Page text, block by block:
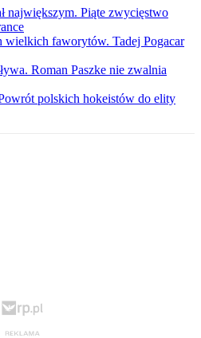
największym. Piąte zwycięstwo
wielkich faworytów. Tadej Pogacar
Roman Paszke nie zwalnia
polskich hokeistów do elity